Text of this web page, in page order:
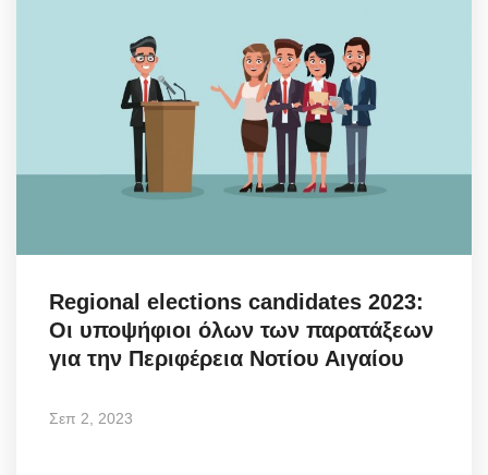
Regional elections candidates 2023:
Οι υποψήφιοι όλων των παρατάξεων
για την Περιφέρεια Νοτίου Αιγαίου
Σεπ 2, 2023